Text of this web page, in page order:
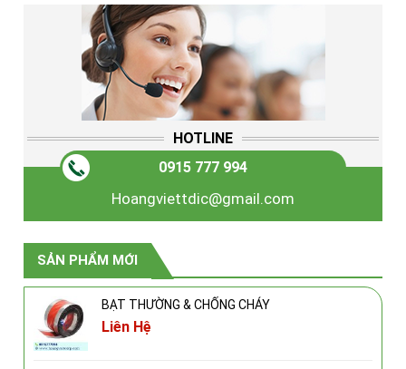
HOTLINE
0915 777 994
Hoangviettdic@gmail.com
SẢN PHẨM MỚI
BẠT THƯỜNG & CHỐNG CHÁY
Liên Hệ